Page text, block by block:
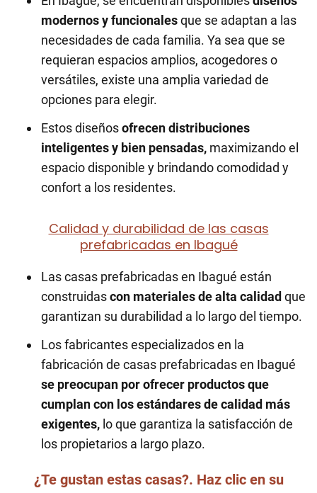
modernos y funcionalesque se adaptan a las
necesidades de cada familia. Ya sea que se
requieran espacios amplios, acogedores o
versátiles, existe una amplia variedad de
opciones para elegir.
Estos diseñosofrecen distribuciones
inteligentes y bien pensadas, maximizando el
espacio disponible y brindando comodidad y
confort a los residentes.
Calidad y durabilidad de las casas
prefabricadas en Ibagué
Las casas prefabricadas en Ibagué están
construidascon materiales de alta calidad que
garantizan su durabilidad a lo largo del tiempo.
Los fabricantes especializados en la
fabricación de casas prefabricadas en Ibagué
se preocupan por ofrecer productos que
cumplan con los estándares de calidad más
exigentes, lo que garantiza la satisfacción de
los propietarios a largo plazo.
¿Te gustan estas casas?. Haz clic en su